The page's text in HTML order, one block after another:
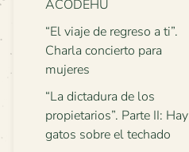
ACODEHU
“El viaje de regreso a ti”.
Charla concierto para
mujeres
“La dictadura de los
propietarios”. Parte II: Hay
gatos sobre el techado